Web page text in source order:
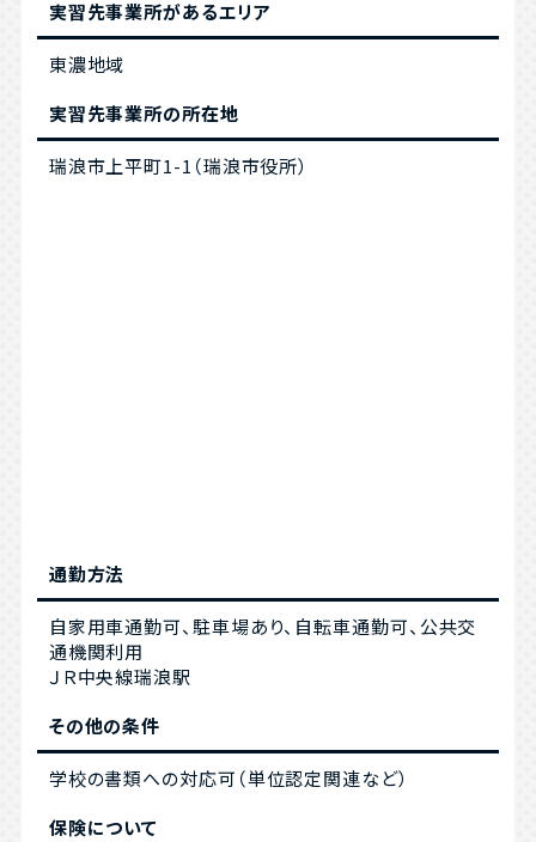
実習先事業所があるエリア
東濃地域
実習先事業所の所在地
瑞浪市上平町1-1（瑞浪市役所）
通勤方法
自家用車通勤可、駐車場あり、自転車通勤可、公共交
通機関利用
ＪＲ中央線瑞浪駅
その他の条件
学校の書類への対応可（単位認定関連など）
保険について